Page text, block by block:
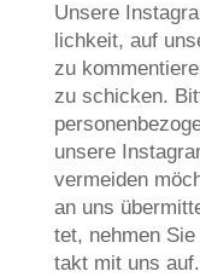
Unse­re
lich­keit, auf
zu
zu schicken.
unse­re
ver­mei­den
an uns
tet, neh­men
takt mit uns auf.